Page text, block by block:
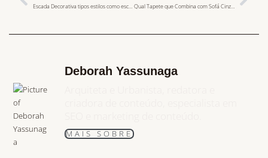
Qual Tapete que Combina com Sofá Cinza? Dicas para Escolher o Ideal
Deborah Yassunaga
MAIS SOBRE